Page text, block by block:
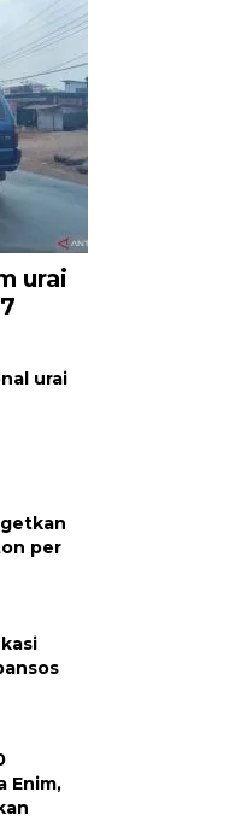
urai
urai
per
Enim,